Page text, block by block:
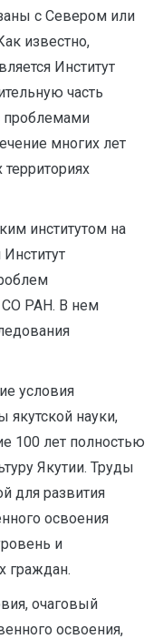
с Севером или
известно,
Институт
часть
проблемами
многих лет
институтом на
СО РАН. В нем
условия
науки,
100 лет полностью
Якутии. Труды
для развития
освоения
и
граждан.
очаговый
освоения,